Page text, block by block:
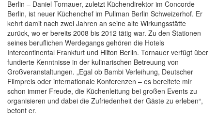
Berlin – Daniel Tornauer, zuletzt Küchendirektor im Concorde
Berlin, ist neuer Küchenchef im Pullman Berlin Schweizerhof. Er
kehrt damit nach zwei Jahren an seine alte Wirkungsstätte
zurück, wo er bereits 2008 bis 2012 tätig war. Zu den Stationen
seines beruflichen Werdegangs gehören die Hotels
Intercontinental Frankfurt und Hilton Berlin. Tornauer verfügt über
fundierte Kenntnisse in der kulinarischen Betreuung von
Großveranstaltungen. „Egal ob Bambi Verleihung, Deutscher
Filmpreis oder internationale Konferenzen – es bereitete mir
schon immer Freude, die Küchenleitung bei großen Events zu
organisieren und dabei die Zufriedenheit der Gäste zu erleben“,
betont er.